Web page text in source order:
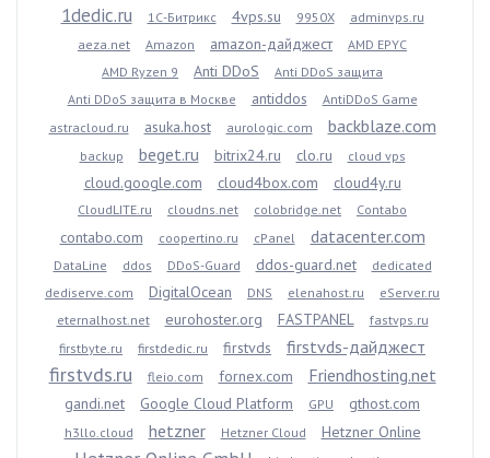
1dedic.ru 1С-Битрикс 4vps.su 9950X
adminvps.ru
aeza.net
Amazon amazon-дайджест
AMD EPYC
AMD Ryzen 9
Anti DDoS
Anti DDoS защита
Anti DDoS защита в Москве
antiddos
AntiDDoS Game
astracloud.ru
asuka.host aurologic.com backblaze.com
backup beget.ru bitrix24.ru clo.ru cloud vps
cloud.google.com cloud4box.com cloud4y.ru
CloudLITE.ru cloudns.net colobridge.net Contabo
contabo.com coopertino.ru cPanel datacenter.com
DataLine ddos DDoS-Guard ddos-guard.net
dedicated
dediserve.com
DigitalOcean DNS elenahost.ru
eServer.ru
eternalhost.net
eurohoster.org FASTPANEL
fastvps.ru
firstbyte.ru
firstdedic.ru firstvds firstvds-дайджест
firstvds.ru fleio.com fornex.com Friendhosting.net
gandi.net Google Cloud Platform GPU gthost.com
h3llo.cloud hetzner Hetzner Cloud Hetzner Online